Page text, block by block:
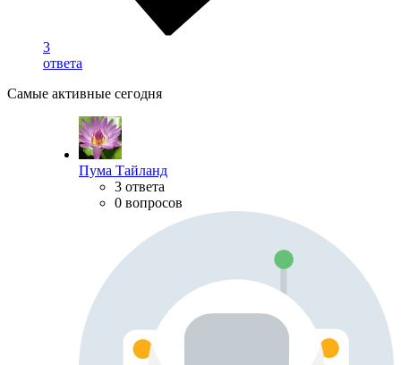
3
ответа
Самые активные сегодня
Пума Тайланд
3 ответа
0 вопросов